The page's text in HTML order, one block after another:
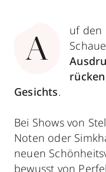
A
uf den
Gesichts.
Bei Shows von
Noten oder
neuen
bewusst von